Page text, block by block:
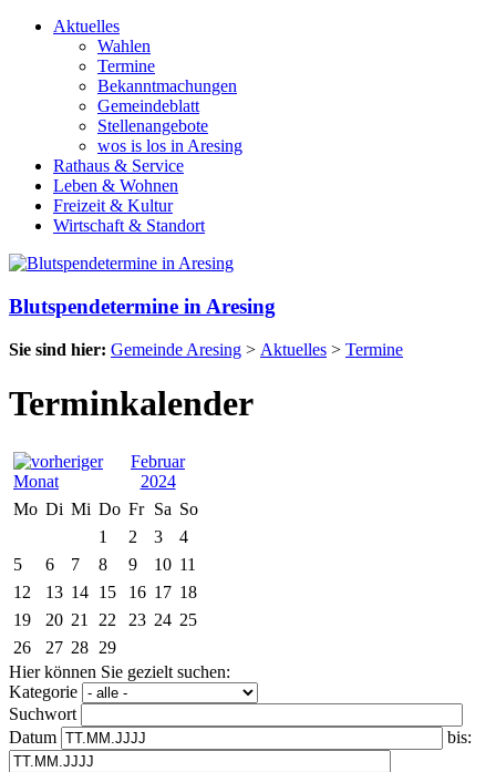
Aktuelles
Wahlen
Termine
Bekanntmachungen
Gemeindeblatt
Stellenangebote
wos is los in Aresing
Rathaus & Service
Leben & Wohnen
Freizeit & Kultur
Wirtschaft & Standort
Blutspendetermine in Aresing
Sie sind hier: Gemeinde Aresing > Aktuelles > Termine
Terminkalender
Februar
2024
Mo Di Mi Do Fr Sa So
1
2 3
4
5
6 7 8 9 10 11
12
13 14 15 16 17 18
19
20 21 22 23 24 25
26
27 28 29
Hier können Sie gezielt suchen:
Kategorie
Suchwort
Datum
bis: